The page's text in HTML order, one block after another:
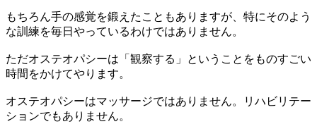
もちろん手の感覚を鍛えたこともありますが、特にそのよう
な訓練を毎日やっているわけではありません。
ただオステオパシーは「観察する」ということをものすごい
時間をかけてやります。
オステオパシーはマッサージではありません。リハビリテー
ションでもありません。